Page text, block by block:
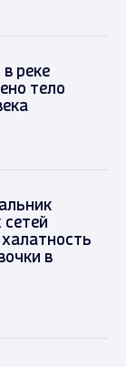
в реке
тело
халатность
в